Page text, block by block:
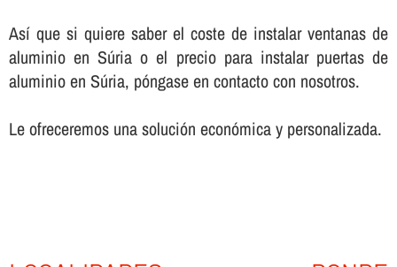
Así­ que si quiere saber el coste de instalar ventanas de
aluminio en Súria o el precio para instalar puertas de
aluminio en Súria, póngase en contacto con nosotros.
Le ofreceremos una solución económica y personalizada.